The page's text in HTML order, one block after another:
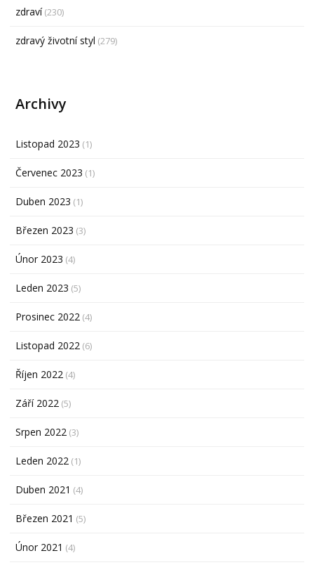
zdraví(230)
zdravý životní styl (279)
Archivy
Listopad 2023 (1)
Červenec 2023 (1)
Duben 2023 (1)
Březen 2023 (3)
Únor 2023 (4)
Leden 2023 (5)
Prosinec 2022 (4)
Listopad 2022 (6)
Říjen 2022 (4)
Září 2022 (5)
Srpen 2022 (3)
Leden 2022 (1)
Duben 2021 (4)
Březen 2021 (5)
Únor 2021 (4)